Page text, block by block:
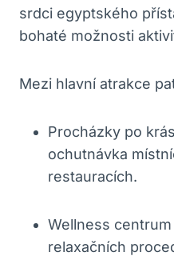
srdci egyptského
bohaté možnosti
Mezi hlavní atrakce
Procházky po
ochutnávka
restauracích.
Wellness
relaxačních